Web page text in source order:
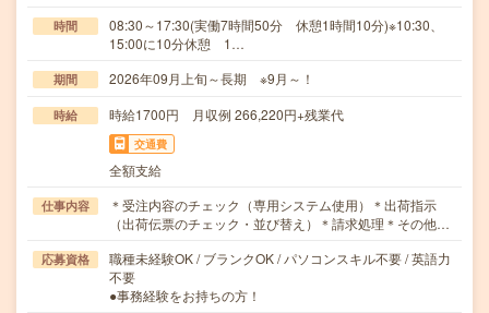
時間
08:30～17:30(実働7時間50分 休憩1時間10分)※10:30、
15:00に10分休憩 1…
期間 2026年09月上旬～長期 ※9月～！
時給 時給1700円 月収例 266,220円+残業代
交通費
全額支給
仕事内容
＊受注内容のチェック（専用システム使用）＊出荷指示
（出荷伝票のチェック・並び替え）＊請求処理＊その他…
応募資格
職種未経験OK / ブランクOK / パソコンスキル不要 / 英語力
不要
●事務経験をお持ちの方！